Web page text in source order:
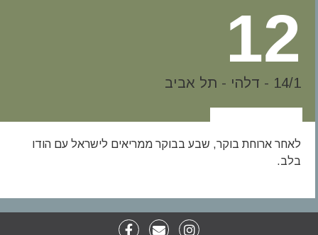
12
14/1 - דלהי - תל אביב
לאחר ארוחת בוקר, שבע בבוקר ממריאים לישראל עם הודו
בלב.